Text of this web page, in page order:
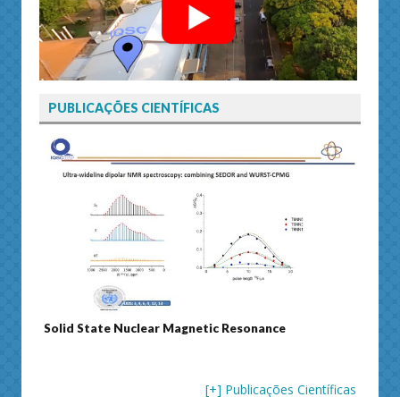
PUBLICAÇÕES CIENTÍFICAS
Solid State Nuclear Magnetic Resonance
[+] Publicações Científicas